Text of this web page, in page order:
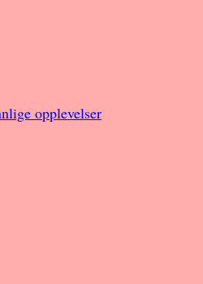
opplevelser